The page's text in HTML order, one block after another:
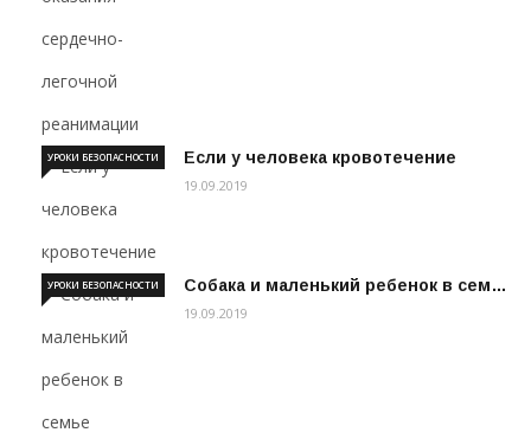
Если у человека кровотечение
УРОКИ БЕЗОПАСНОСТИ
19.09.2019
Собака и маленький ребенок в сем…
УРОКИ БЕЗОПАСНОСТИ
19.09.2019